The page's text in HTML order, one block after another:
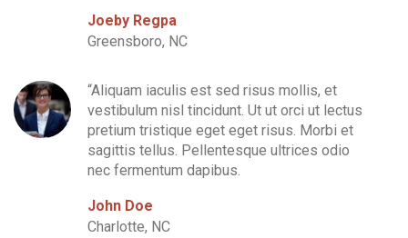
Joeby Regpa
Greensboro, NC
“Aliquam iaculis est sed risus mollis, et
vestibulum nisl tincidunt. Ut ut orci ut lectus
pretium tristique eget eget risus. Morbi et
sagittis tellus. Pellentesque ultrices odio
nec fermentum dapibus.
John Doe
Charlotte, NC